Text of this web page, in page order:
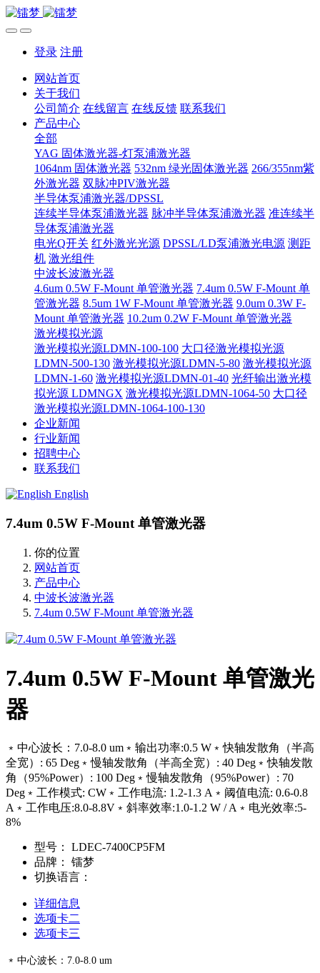
登录 注册
网站首页
关于我们
公司简介 在线留言 在线反馈 联系我们
产品中心
全部
YAG 固体激光器-灯泵浦激光器
1064nm 固体激光器 532nm 绿光固体激光器 266/355nm紫
外激光器 双脉冲PIV激光器
半导体泵浦激光器/DPSSL
连续半导体泵浦激光器 脉冲半导体泵浦激光器 准连续半
导体泵浦激光器
电光Q开关 红外激光光源 DPSSL/LD泵浦激光电源 测距
机 激光组件
中波长波激光器
4.6um 0.5W F-Mount 单管激光器 7.4um 0.5W F-Mount 单
管激光器 8.5um 1W F-Mount 单管激光器 9.0um 0.3W F-
Mount 单管激光器 10.2um 0.2W F-Mount 单管激光器
激光模拟光源
激光模拟光源LDMN-100-100 大口径激光模拟光源
LDMN-500-130 激光模拟光源LDMN-5-80 激光模拟光源
LDMN-1-60 激光模拟光源LDMN-01-40 光纤输出激光模
拟光源 LDMNGX 激光模拟光源LDMN-1064-50 大口径
激光模拟光源LDMN-1064-100-130
企业新闻
行业新闻
招聘中心
联系我们
English
7.4um 0.5W F-Mount 单管激光器
你的位置
网站首页
产品中心
中波长波激光器
7.4um 0.5W F-Mount 单管激光器
7.4um 0.5W F-Mount 单管激光
器
﹡中心波长：7.0-8.0 um﹡输出功率:0.5 W﹡快轴发散角（半高
全宽）: 65 Deg﹡慢轴发散角（半高全宽）: 40 Deg﹡快轴发散
角（95%Power）: 100 Deg﹡慢轴发散角（95%Power）: 70
Deg﹡工作模式: CW﹡工作电流: 1.2-1.3 A﹡阈值电流: 0.6-0.8
A﹡工作电压:8.0-8.8V﹡斜率效率:1.0-1.2 W / A﹡电光效率:5-
8%
型号：
LDEC-7400CP5FM
品牌：
镭梦
切换语言：
详细信息
选项卡二
选项卡三
﹡ 中心波长 ： 7.0-8.0 um